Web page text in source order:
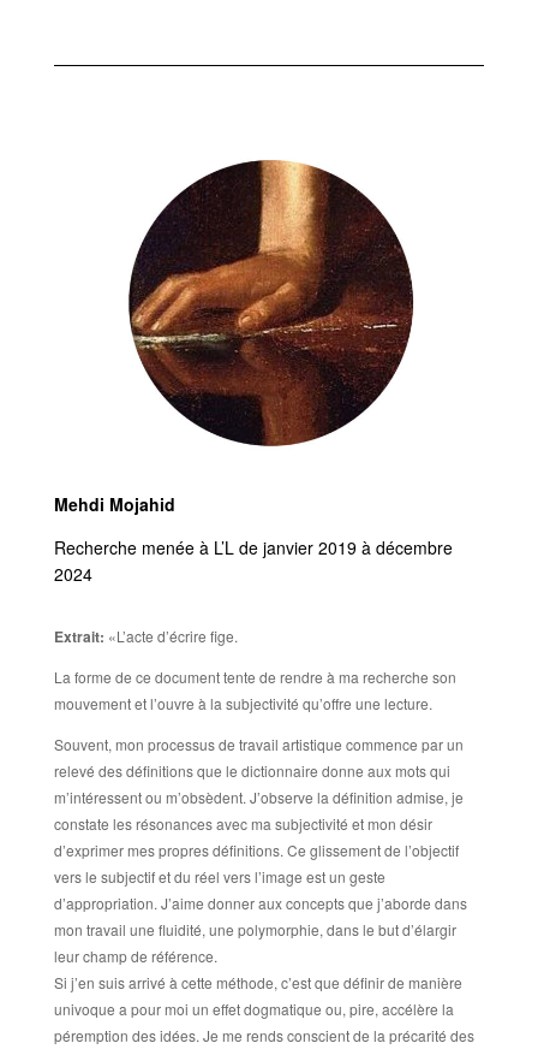
Mehdi Mojahid
Recherche menée à L’L de janvier 2019 à décembre
2024
Extrait: «L’acte d’écrire fige.
La forme de ce document tente de rendre à ma recherche son
mouvement et l’ouvre à la subjectivité qu’offre une lecture.
Souvent, mon processus de travail artistique commence par un
relevé des définitions que le dictionnaire donne aux mots qui
m’intéressent ou m’obsèdent. J’observe la définition admise, je
constate les résonances avec ma subjectivité et mon désir
d’exprimer mes propres définitions. Ce glissement de l’objectif
vers le subjectif et du réel vers l’image est un geste
d’appropriation. J’aime donner aux concepts que j’aborde dans
mon travail une fluidité, une polymorphie, dans le but d’élargir
leur champ de référence.
Si j’en suis arrivé à cette méthode, c’est que définir de manière
univoque a pour moi un effet dogmatique ou, pire, accélère la
péremption des idées. Je me rends conscient de la précarité des